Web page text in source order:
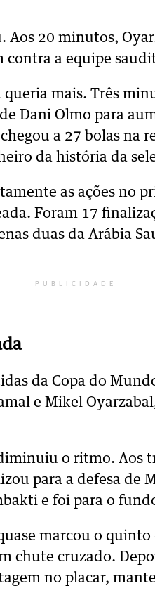
Aos 20 minutos,
contra a equipe
queria mais. Três
Dani Olmo para
a 27 bolas na
da história da
as ações no
Foram 17
duas da Arábia
PUBLICIDADE
da Copa do
e Mikel
o ritmo. Aos
para a defesa de
e foi para o
marcou o
chute cruzado.
no placar,